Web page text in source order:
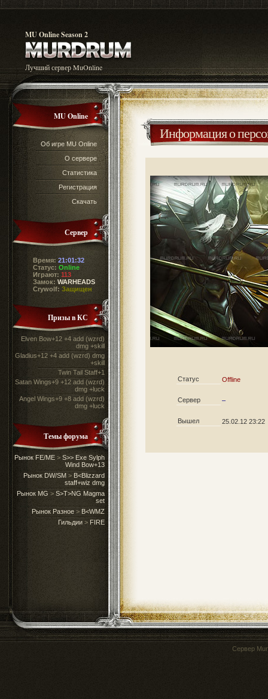
MU Online Season 2
Лучший сервер MuOnline
MU Online
Об игре MU Online
О сервере
Статистика
Регистрация
Скачать
Сервер
Время: 21:01:32
Статус: Online
Играют: 113
Замок: WARHEADS
Crywolf: Защищен
Призы в КС
Elven Bow+12 +4 add (wzrd)
dmg +skill
Gladius+12 +4 add (wzrd) dmg
+skill
Twin Tail Staff+1
Satan Wings+9 +12 add (wzrd)
dmg +luck
Angel Wings+9 +8 add (wzrd)
dmg +luck
Темы форума
Рынок FE/ME > S>> Exe Sylph
Wind Bow+13
Рынок DW/SM > B<Blizzard
staff+wiz dmg
Рынок MG > S>T>NG Magma
set
Рынок Разное > B<WMZ
Гильдии > FIRE
Информация о
Статус Offline
Сервер –
Вышел 25.02.12 23:22
Сервер